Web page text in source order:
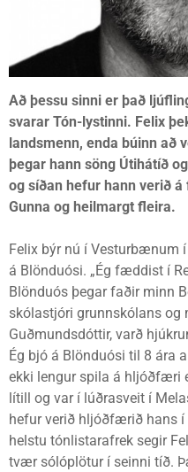
Að þessu sinni er það
svarar Tón-lystinni. Felix
landsmenn, enda búinn að
þegar hann söng Útihátíð
og síðan hefur hann verið
Gunna og heilmargt fleira.
Felix býr nú í Vesturbænum
á Blönduósi. „Ég fæddist í
Blönduós þegar faðir minn
skólastjóri grunnskólans og
Guðmundsdóttir, varð
Ég bjó á Blönduósi til 8 ára
ekki lengur spila á hljóðfæri
lítill og var í lúðrasveit í
hefur verið hljóðfærið hans
helstu tónlistarafrek segir
tvær sólóplötur í seinni tíð.